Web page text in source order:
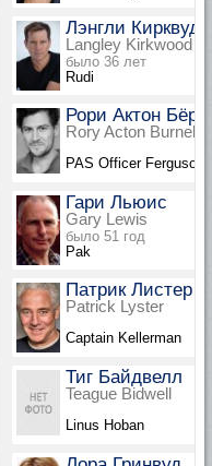
Лэнгли Кирквуд
Langley Kirkwood
было 36 лет
Rudi
Рори Актон
Rory Acton Burnell
PAS Officer Ferguson
Гари Льюис
Gary Lewis
было 51 год
Pak
Патрик Листер
Patrick Lyster
Captain Kellerman
Тиг Байдвелл
Teague Bidwell
Linus Hoban